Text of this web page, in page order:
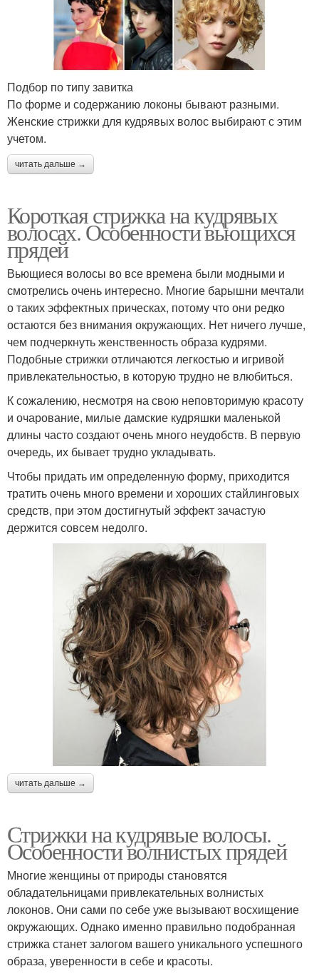
Подбор по типу завитка
По форме и содержанию локоны бывают разными.
Женские стрижки для кудрявых волос выбирают с этим
учетом.
читать дальше →
Короткая стрижка на кудрявых
волосах. Особенности вьющихся
прядей
Вьющиеся волосы во все времена были модными и
смотрелись очень интересно. Многие барышни мечтали
о таких эффектных прическах, потому что они редко
остаются без внимания окружающих. Нет ничего лучше,
чем подчеркнуть женственность образа кудрями.
Подобные стрижки отличаются легкостью и игривой
привлекательностью, в которую трудно не влюбиться.
К сожалению, несмотря на свою неповторимую красоту
и очарование, милые дамские кудряшки маленькой
длины часто создают очень много неудобств. В первую
очередь, их бывает трудно укладывать.
Чтобы придать им определенную форму, приходится
тратить очень много времени и хороших стайлинговых
средств, при этом достигнутый эффект зачастую
держится совсем недолго.
читать дальше →
Стрижки на кудрявые волосы.
Особенности волнистых прядей
Многие женщины от природы становятся
обладательницами привлекательных волнистых
локонов. Они сами по себе уже вызывают восхищение
окружающих. Однако именно правильно подобранная
стрижка станет залогом вашего уникального успешного
образа, уверенности в себе и красоты.